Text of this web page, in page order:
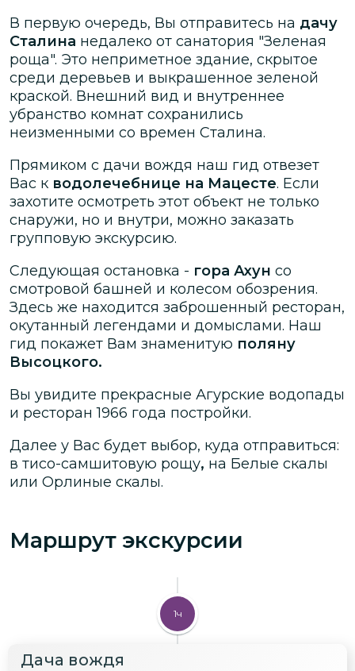
В первую очередь, Вы отправитесь на дачу
Сталина недалеко от санатория "Зеленая
роща". Это неприметное здание, скрытое
среди деревьев и выкрашенное зеленой
краской. Внешний вид и внутреннее
убранство комнат сохранились
неизменными со времен Сталина.
Прямиком с дачи вождя наш гид отвезет
Вас к водолечебнице на Мацесте. Если
захотите осмотреть этот объект не только
снаружи, но и внутри, можно заказать
групповую экскурсию.
Следующая остановка - гора Ахун со
смотровой башней и колесом обозрения.
Здесь же находится заброшенный ресторан,
окутанный легендами и домыслами. Наш
гид покажет Вам знаменитую поляну
Высоцкого.
Вы увидите прекрасные Агурские водопады
и ресторан 1966 года постройки.
Далее у Вас будет выбор, куда отправиться:
в тисо-самшитовую рощу, на Белые скалы
или Орлиные скалы.
Маршрут экскурсии
1ч
Дача вождя